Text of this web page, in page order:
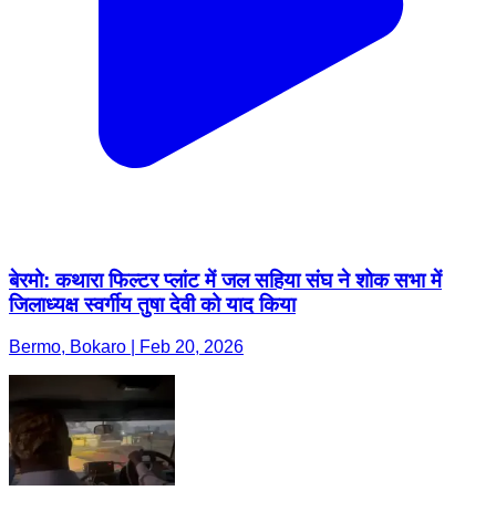
बेरमो: कथारा फिल्टर प्लांट में जल सहिया संघ ने शोक सभा में
जिलाध्यक्ष स्वर्गीय तुषा देवी को याद किया
Bermo, Bokaro | Feb 20, 2026